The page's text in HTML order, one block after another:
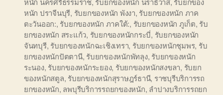
หนัก ปราจีนบุรี, รับยกของหนัก พังงา, รับยกของหนัก ภาค
ตะวันออก:, รับยกของหนัก ภาคใต้:, รับยกของหนัก ภูเก็ต, รับ
ยกของหนัก สระแก้ว, รับยกของหนักกระบี่, รับยกของหนัก
จันทบุรี, รับยกของหนักฉะเชิงเทรา, รับยกของหนักชุมพร, รับ
ยกของหนักปัตตานี, รับยกของหนักพัทลุง, รับยกของหนัก
ระนอง, รับยกของหนักระยอง, รับยกของหนักสงขลา, รับยก
ของหนักสตูล, รับยกของหนักสุราษฎร์ธานี, ราชบุรีบริการรถ
ยกของหนัก, ลพบุรีบริการรถยกของหนัก, ลำปางบริการรถยก